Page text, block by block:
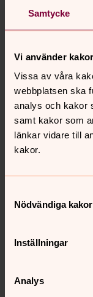
Samtycke
Vi använder kakor
Vissa av våra
webbplatsen ska
analys och kakor
samt kakor som
länkar vidare till
kakor.
Nödvändiga kakor
Inställningar
Analys
Bild 1 av 4 Foto:
Barn- och